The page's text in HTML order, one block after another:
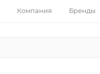
Компания Бренды